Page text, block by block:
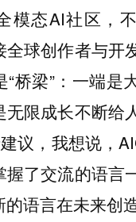
模态AI社区，
全球创作者与开
桥梁”：一端是
无限成长不断给
议，我想说，
握了交流的语言
语言在未来创